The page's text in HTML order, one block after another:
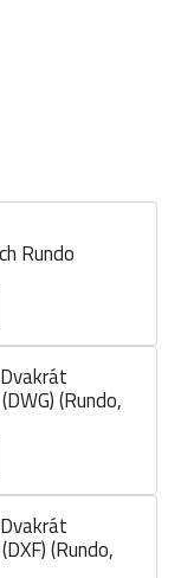
Rundo
(Rundo,
(Rundo,